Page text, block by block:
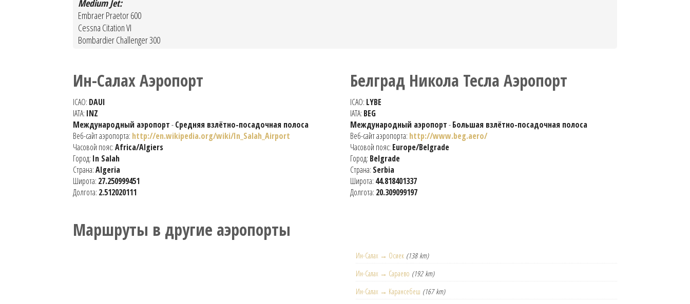
Medium Jet:
Embraer Praetor 600
Cessna Citation VI
Bombardier Challenger 300
Ин-Салах Аэропорт
ICAO: DAUI
IATA: INZ
Международный аэропорт-Средняя взлётно-посадочная полоса
Веб-сайт аэропорта: http://en.wikipedia.org/wiki/In_Salah_Airport
Часовой пояс:Africa/Algiers
Город: In Salah
Страна:Algeria
Широта: 27.250999451
Долгота: 2.512020111
Белград Никола Тесла Аэропорт
ICAO: LYBE
IATA: BEG
Международный аэропорт-Большая взлётно-посадочная полоса
Веб-сайт аэропорта: http://www.beg.aero/
Часовой пояс: Europe/Belgrade
Город: Belgrade
Страна: Serbia
Широта: 44.818401337
Долгота: 20.309099197
Маршруты в другие аэропорты
Ин-Салах → Осиек (138 km)
Ин-Салах → Сараево (192 km)
Ин-Салах → Карансебеш (167 km)